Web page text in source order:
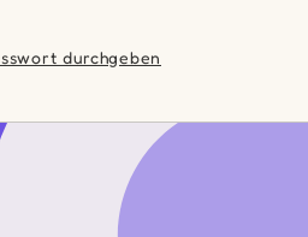
durchgeben